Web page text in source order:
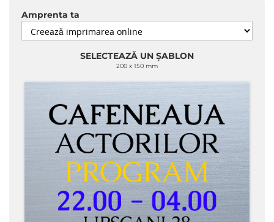
Amprenta ta
SELECTEAZĂ UN ȘABLON
200 x 150 mm